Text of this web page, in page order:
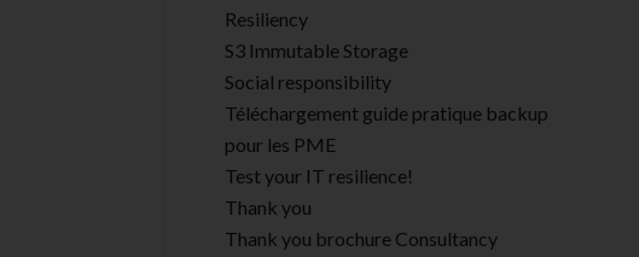
Resiliency
S3 Immutable Storage
Social responsibility
Téléchargement guide pratique backup
pour les PME
Test your IT resilience!
Thank you
Thank you brochure Consultancy